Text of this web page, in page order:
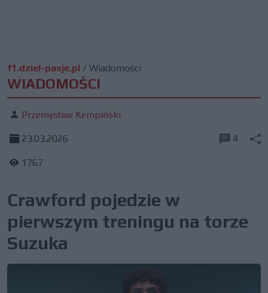
f1.dziel-pasje.pl / Wiadomości
WIADOMOŚCI
Przemysław Kempiński
23.03.2026
1767
4
Crawford pojedzie w
pierwszym treningu na torze
Suzuka